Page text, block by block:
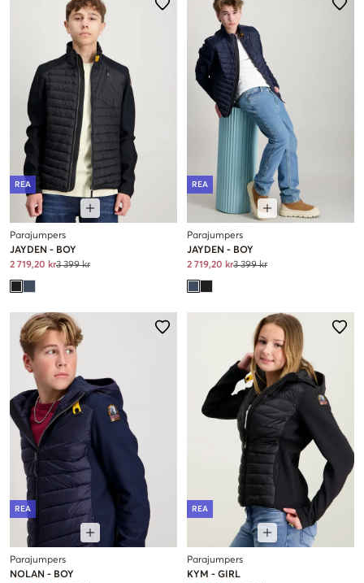
REA
Parajumpers
JAYDEN - BOY
2 719,20 kr3 399 kr
REA
Parajumpers
JAYDEN - BOY
2 719,20 kr3 399 kr
REA
Parajumpers
NOLAN - BOY
REA
Parajumpers
KYM - GIRL